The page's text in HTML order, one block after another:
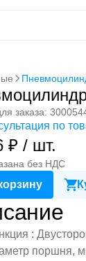
заказа:
по
₽ / шт.
без НДС
:
поршня,